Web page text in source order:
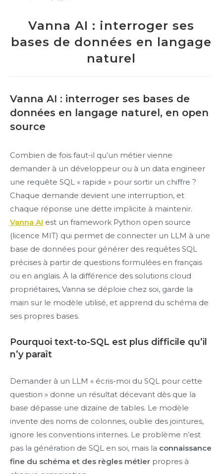
Vanna AI : interroger ses
bases de données en langage
naturel
Vanna AI : interroger ses bases de
données en langage naturel, en open
source
Combien de fois faut-il qu’un métier vienne
demander à un développeur ou à un data engineer
une requête SQL « rapide » pour sortir un chiffre ?
Chaque demande devient une interruption, et
chaque réponse une dette implicite à maintenir.
Vanna AI est un framework Python open source
(licence MIT) qui permet de connecter un LLM à une
base de données pour générer des requêtes SQL
précises à partir de questions formulées en français
ou en anglais. À la différence des solutions cloud
propriétaires, Vanna se déploie chez soi, garde la
main sur le modèle utilisé, et apprend du schéma de
ses propres bases.
Pourquoi text-to-SQL est plus difficile qu’il
n’y paraît
Demander à un LLM « écris-moi du SQL pour cette
question » donne un résultat décevant dès que la
base dépasse une dizaine de tables. Le modèle
invente des noms de colonnes, oublie des jointures,
ignore les conventions internes. Le problème n’est
pas la génération de SQL en soi, mais la connaissance
fine du schéma et des règles métier propres à